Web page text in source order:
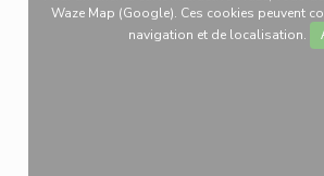
Waze Map (Google). Ces cookies peuvent
navigation et de localisation.